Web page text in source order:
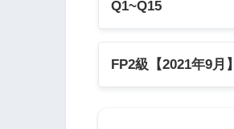
Q1~Q15
Q1
FP2級【2021年9月